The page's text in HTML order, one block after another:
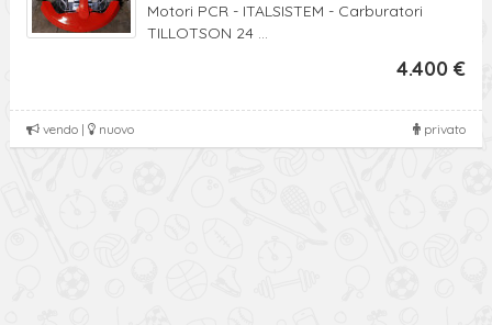
Motori PCR - ITALSISTEM - Carburatori
TILLOTSON 24 ...
4.400 €
privato
vendo | nuovo